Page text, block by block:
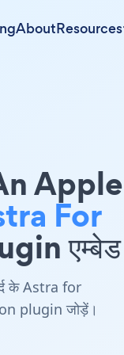
AboutResources
Apple
For
के Astra for
plugin जोड़ें।